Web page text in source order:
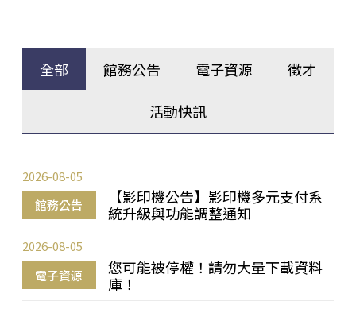
全部 館務公告 電子資源 徵才
活動快訊
館務公告
【影印機公告】影印機多元支付系
統升級與功能調整通知
2026-08-05
電子資源
您可能被停權！請勿大量下載資料
庫！
2026-08-05